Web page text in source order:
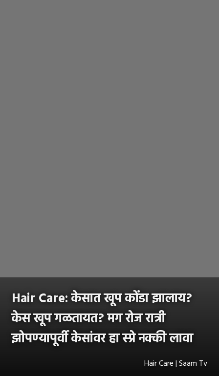
Hair Care: केसात खूप कोंडा झालाय?
केस खूप गळतायत? मग रोज रात्री
झोपण्यापूर्वी केसांवर हा स्प्रे नक्की लावा
Hair Care | Saam Tv